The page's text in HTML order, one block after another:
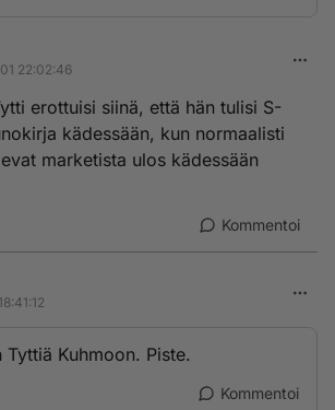
22:02:46
erottuisi siinä, että hän tulisi S-
kädessään, kun normaalisti
marketista ulos kädessään
Kommentoi
Tyttiä Kuhmoon. Piste.
Kommentoi